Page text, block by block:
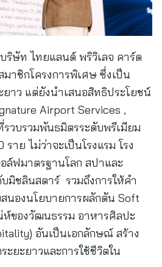
ริษัท ไทยแลนด์ พริวิเลจ คาร์ด
าชิกโครงการพิเศษ ซึ่งเป็น
าว แต่ยังนำเสนอสิทธิประโยชน์
Airport Services ,
วบรวมพันธมิตรระดับพรีเมียม
าย ไม่ว่าจะเป็นโรงแรม โรง
ฟมาตรฐานโลก สปาและ
บมิชลินสตาร์ รวมถึงการให้คำ
นองนโยบายการผลักดัน Soft
ห์ของวัฒนธรรม อาหารศิลปะ
อันเป็นเอกลักษณ์ สร้าง
ยะยาวและการใช้ชีวิตใน